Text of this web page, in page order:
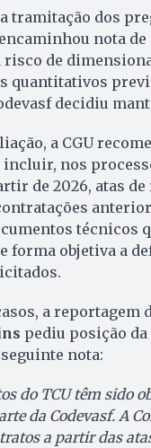
tramitação dos
nota
risco de
quantitativos
decidiu
a CGU
incluir, nos
de 2026, atas de
técnicos
forma objetiva a
a reportagem
pediu posição da
nota:
do TCU têm sido
da Codevasf. A
a partir das